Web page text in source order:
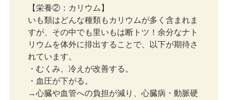
【栄養②：カリウム】
いも類はどんな種類もカリウムが多く含まれま
すが、その中でも里いもは断トツ！余分なナト
リウムを体外に排出することで、以下が期待さ
れています。
・むくみ、冷えが改善する。
・血圧が下がる。
→心臓や血管への負担が減り、心臓病・動脈硬